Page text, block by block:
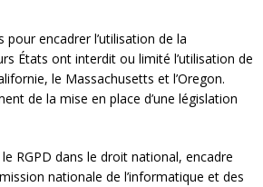
encadrer l’utilisation de la
États ont interdit ou limité l’utilisation de
le Massachusetts et l’Oregon.
de la mise en place d’une législation
RGPD dans le droit national, encadre
nationale de l’informatique et des